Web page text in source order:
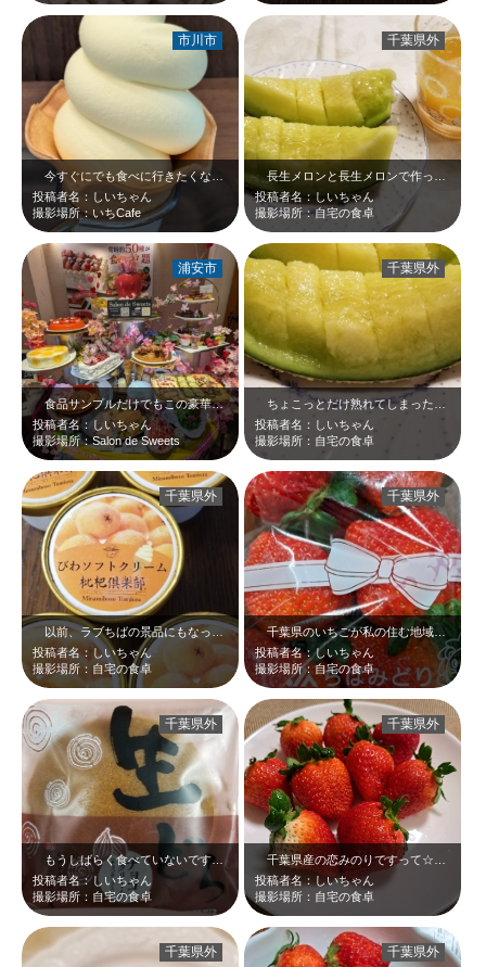
投稿者名：しいちゃん
撮影場所：いちCafe
市川市
投稿者名：しいちゃん
撮影場所：自宅の食卓
千葉県外
食品サンプルだけでもこの豪華さ！！もちろん、実際のお食事も豪華＼(^o^) …
投稿者名：しいちゃん
撮影場所：Salon de Sweets
浦安市
投稿者名：しいちゃん
撮影場所：自宅の食卓
千葉県外
以前、ラブちばの景品にもなっていた「びわソフトクリーム」＼(^o^) ／気に…
投稿者名：しいちゃん
撮影場所：自宅の食卓
千葉県外
千葉県のいちごが私の住む地域まで…。この調子でどんどん千葉県の「赤」が広まっ…
投稿者名：しいちゃん
撮影場所：自宅の食卓
千葉県外
もうしばらく食べていないですね…。5月あたり絶対！！お写真、開封してないけど…
投稿者名：しいちゃん
撮影場所：自宅の食卓
千葉県外
投稿者名：しいちゃん
撮影場所：自宅の食卓
千葉県外
千葉県外 千葉県外